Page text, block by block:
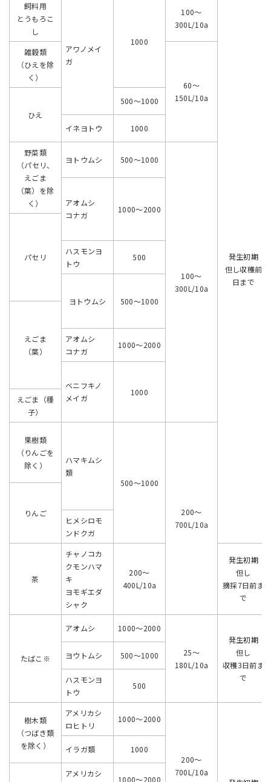
飼料用
とうもろこ
し
アワノメイ
ガ
1000
100～
300L/10a
発生初期
但し収穫前
日まで
雑穀類
（ひえを除
く）
60～
150L/10a
ひえ
500～1000
イネヨトウ 1000
野菜類
（パセリ、
えごま
（葉）を除
く）
ヨトウムシ 500～1000
100～
300L/10a
アオムシ
コナガ
1000～2000
パセリ
ハスモンヨ
トウ
500
ヨトウムシ 500～1000
えごま
（葉）
アオムシ
コナガ
1000～2000
ベニフキノ
メイガ
1000
えごま（種
子）
果樹類
（りんごを
除く）
ハマキムシ
類
500～1000
200～
700L/10a
りんご
ヒメシロモ
ンドクガ
茶
チャノコカ
クモンハマ
キ
ヨモギエダ
シャク
200～
400L/10a
発生初期
但し
摘採7日前ま
で
たばこ※
アオムシ 1000～2000
25～
180L/10a
発生初期
但し
収穫3日前ま
で
ヨウトムシ 500～1000
ハスモンヨ
トウ
500
樹木類
（つばき類
を除く）
アメリカシ
ロヒトリ
1000～2000
200～
700L/10a
イラガ類 1000
アメリカシ
1000～2000